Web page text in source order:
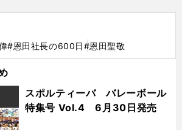
#恩田社長の600日#恩田聖敬
スポルティーバ バレーボール
特集号 Vol.4 6月30日発売